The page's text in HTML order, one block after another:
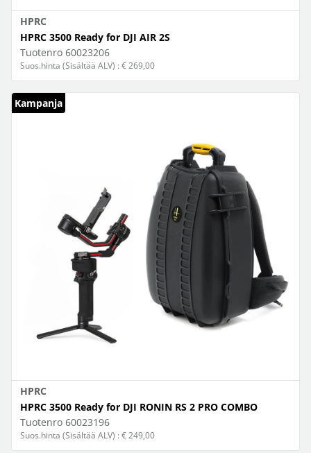
HPRC
HPRC 3500 Ready for DJI AIR 2S
Tuotenro 60023206
Suos.hinta (Sisältää ALV) : € 269,00
Kampanja
HPRC
HPRC 3500 Ready for DJI RONIN RS 2 PRO COMBO
Tuotenro 60023196
Suos.hinta (Sisältää ALV) : € 249,00